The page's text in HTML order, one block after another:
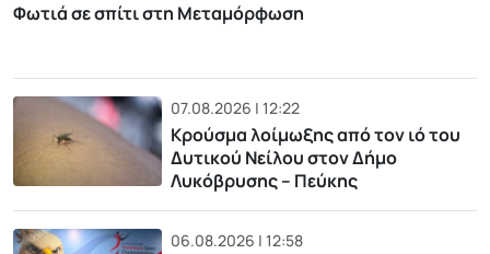
Φωτιά σε σπίτι στη Μεταμόρφωση
07.08.2026 | 12:22
Κρούσμα λοίμωξης από τον ιό του
Δυτικού Νείλου στον Δήμο
Λυκόβρυσης – Πεύκης
06.08.2026 | 12:58